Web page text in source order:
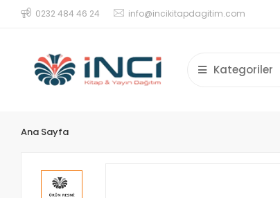
0232 484 46 24 info@incikitapdagitim.com
Kategoriler
Ana Sayfa